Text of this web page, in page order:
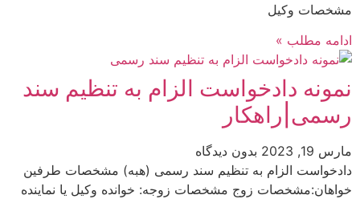
مشخصات وکیل
ادامه مطلب »
نمونه دادخواست الزام به تنظیم سند
رسمی|راهکار
مارس 19, 2023
بدون دیدگاه
دادخواست الزام به تنظیم سند رسمی (هبه) مشخصات طرفین
خواهان:مشخصات زوج مشخصات زوجه: خوانده وکیل یا نماینده